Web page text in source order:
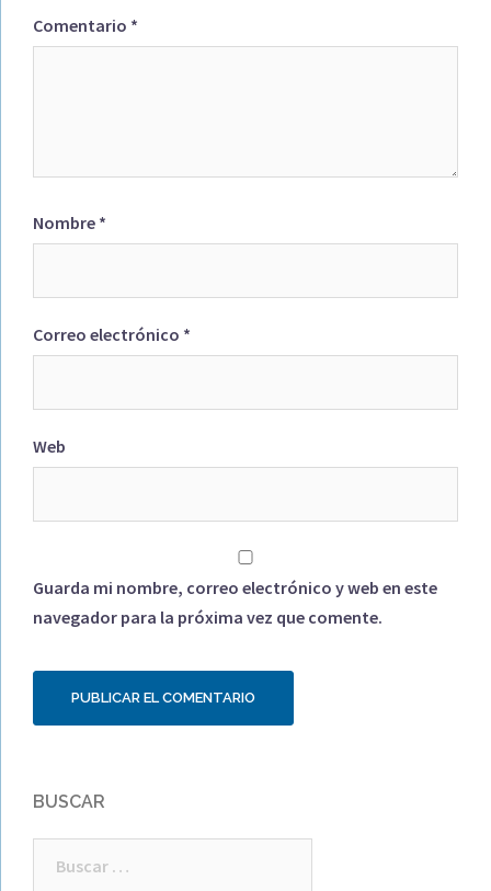
Comentario *
Nombre *
Correo electrónico *
Web
Guarda mi nombre, correo electrónico y web en este
navegador para la próxima vez que comente.
BUSCAR